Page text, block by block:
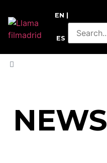
EN
ES
NEWS